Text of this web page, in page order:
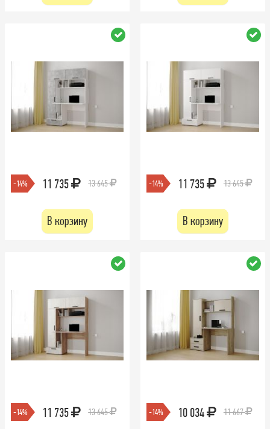
-14% 11 735 13 645
В корзину
-14% 11 735 13 645
В корзину
-14% 11 735 13 645 -14% 10 034 11 667